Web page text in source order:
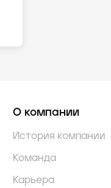
О компании
История компании
Команда
Карьера